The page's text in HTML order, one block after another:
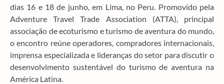
dias 16 e 18 de junho, em Lima, no Peru. Promovido pela
Adventure Travel Trade Association (ATTA), principal
associação de ecoturismo e turismo de aventura do mundo,
o encontro reúne operadores, compradores internacionais,
imprensa especializada e lideranças do setor para discutir o
desenvolvimento sustentável do turismo de aventura na
América Latina.